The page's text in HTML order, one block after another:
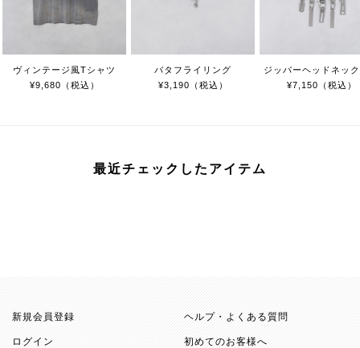
ヴィンテージ風Tシャツ
¥9,680（税込）
バタフライリング
¥3,190（税込）
ジッパーヘッドネッ
¥7,150（税込）
最近チェックしたアイテム
新規会員登録
ログイン
ヘルプ・よくある質問
初めてのお客様へ